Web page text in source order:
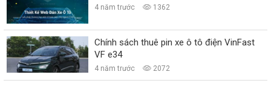
4 năm trước 1362
Chính sách thuê pin xe ô tô điện VinFast
VF e34
4 năm trước 2072